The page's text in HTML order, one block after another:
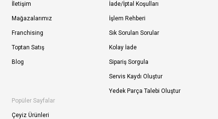
İletişim
Mağazalarımız
Franchising
Toptan Satış
Blog
İade/İptal Koşulları
İşlem Rehberi
Sık Sorulan Sorular
Kolay İade
Sipariş Sorgula
Servis Kaydı Oluştur
Yedek Parça Talebi Oluştur
Popüler Sayfalar
Çeyiz Ürünleri